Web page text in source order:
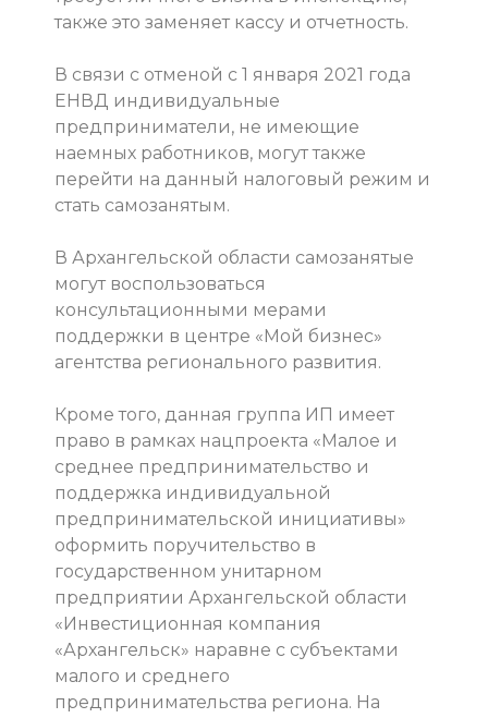
также это заменяет кассу и отчетность.
В связи с отменой с 1 января 2021 года
ЕНВД индивидуальные
предприниматели, не имеющие
наемных работников, могут также
перейти на данный налоговый режим и
стать самозанятым.
В Архангельской области самозанятые
могут воспользоваться
консультационными мерами
поддержки в центре «Мой бизнес»
агентства регионального развития.
Кроме того, данная группа ИП имеет
право в рамках нацпроекта «Малое и
среднее предпринимательство и
поддержка индивидуальной
предпринимательской инициативы»
оформить поручительство в
государственном унитарном
предприятии Архангельской области
«Инвестиционная компания
«Архангельск» наравне с субъектами
малого и среднего
предпринимательства региона. На